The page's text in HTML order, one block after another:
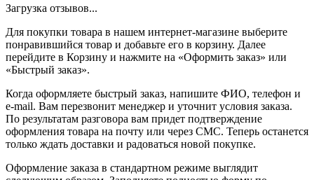
Загрузка отзывов...
Для покупки товара в нашем интернет-магазине выберите
понравившийся товар и добавьте его в корзину. Далее
перейдите в Корзину и нажмите на «Оформить заказ» или
«Быстрый заказ».
Когда оформляете быстрый заказ, напишите ФИО, телефон и
e-mail. Вам перезвонит менеджер и уточнит условия заказа.
По результатам разговора вам придет подтверждение
оформления товара на почту или через СМС. Теперь останется
только ждать доставки и радоваться новой покупке.
Оформление заказа в стандартном режиме выглядит